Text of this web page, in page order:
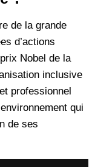
de la grande
d’actions
Nobel de la
inclusive
professionnel
qui
de ses